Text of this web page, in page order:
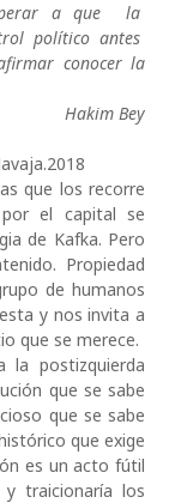
a que la
político antes
conocer la
Hakim Bey
que los recorre
el capital se
de Kafka. Pero
Propiedad
de humanos
y nos invita a
que se merece.
la postizquierda
que se sabe
que se sabe
que exige
es un acto fútil
traicionaría los